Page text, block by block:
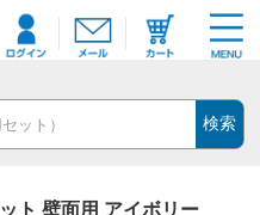
検索
ト 壁面用 アイボリー